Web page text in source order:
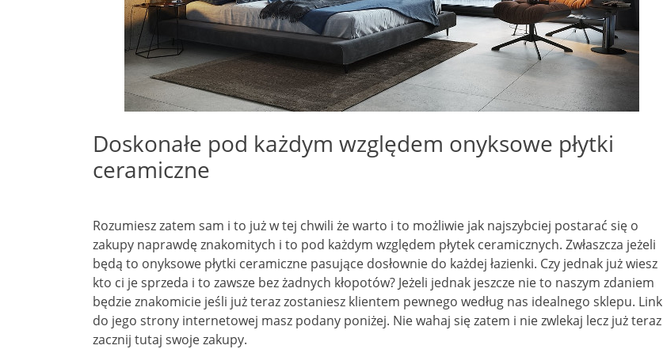
Doskonałe pod każdym względem onyksowe płytki
ceramiczne
Rozumiesz zatem sam i to już w tej chwili że warto i to możliwie jak najszybciej postarać się o
zakupy naprawdę znakomitych i to pod każdym względem płytek ceramicznych. Zwłaszcza jeżeli
będą to onyksowe płytki ceramiczne pasujące dosłownie do każdej łazienki. Czy jednak już wiesz
kto ci je sprzeda i to zawsze bez żadnych kłopotów? Jeżeli jednak jeszcze nie to naszym zdaniem
będzie znakomicie jeśli już teraz zostaniesz klientem pewnego według nas idealnego sklepu. Link
do jego strony internetowej masz podany poniżej. Nie wahaj się zatem i nie zwlekaj lecz już teraz
zacznij tutaj swoje zakupy.